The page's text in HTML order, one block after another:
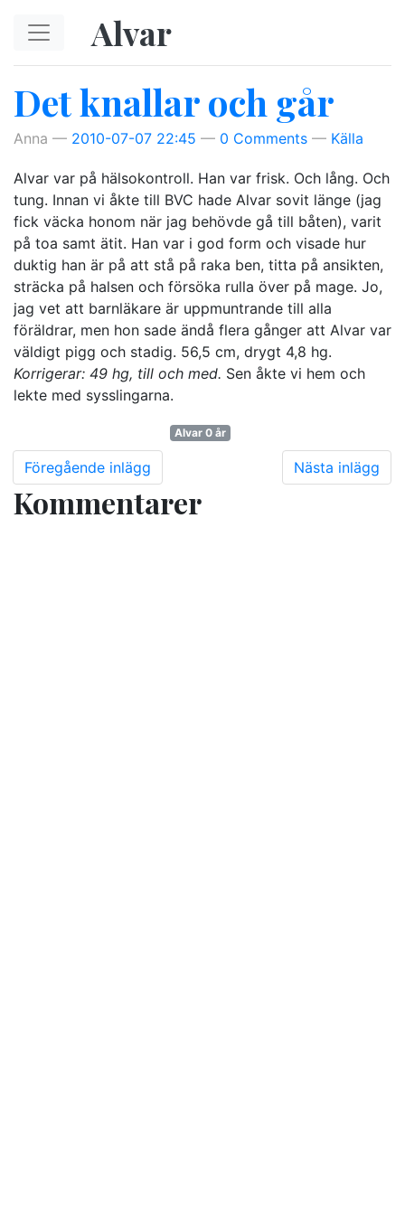
Alvar
Det knallar och går
Anna 2010-07-07 22:45 0 Comments Källa
Alvar var på hälsokontroll. Han var frisk. Och lång. Och
tung. Innan vi åkte till BVC hade Alvar sovit länge (jag
fick väcka honom när jag behövde gå till båten), varit
på toa samt ätit. Han var i god form och visade hur
duktig han är på att stå på raka ben, titta på ansikten,
sträcka på halsen och försöka rulla över på mage. Jo,
jag vet att barnläkare är uppmuntrande till alla
föräldrar, men hon sade ändå flera gånger att Alvar var
väldigt pigg och stadig. 56,5 cm, drygt 4,8 hg.
Korrigerar: 49 hg, till och med. Sen åkte vi hem och
lekte med sysslingarna.
Alvar 0 år
Föregående inlägg Nästa inlägg
Kommentarer